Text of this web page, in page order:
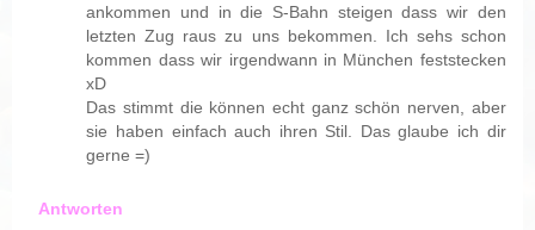
ankommen und in die S-Bahn steigen dass wir den
letzten Zug raus zu uns bekommen. Ich sehs schon
kommen dass wir irgendwann in München feststecken
xD
Das stimmt die können echt ganz schön nerven, aber
sie haben einfach auch ihren Stil. Das glaube ich dir
gerne =)
Antworten